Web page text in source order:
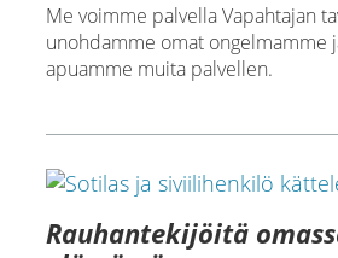
Me voimme palvella Vapahtajan
unohdamme omat ongelmamme
apuamme muita palvellen.
Rauhantekijöitä